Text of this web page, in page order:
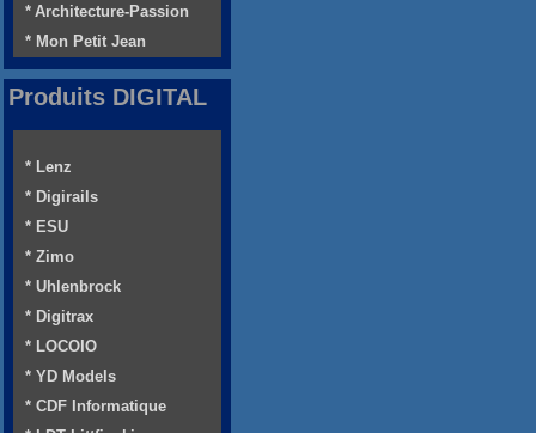
* Architecture-Passion
* Mon Petit Jean
Produits DIGITAL
* Lenz
* Digirails
* ESU
* Zimo
* Uhlenbrock
* Digitrax
* LOCOIO
* YD Models
* CDF Informatique